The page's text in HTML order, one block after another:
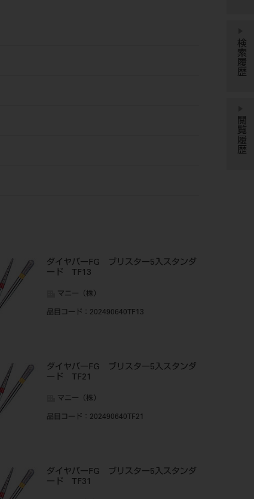
ダイヤバーFG ブリスター5入スタンダ
ード TF13
マニー（株）
品目コード ：202490640TF13
ダイヤバーFG ブリスター5入スタンダ
ード TF21
マニー（株）
品目コード ：202490640TF21
ダイヤバーFG ブリスター5入スタンダ
ード TF31
検索履歴
閲覧履歴